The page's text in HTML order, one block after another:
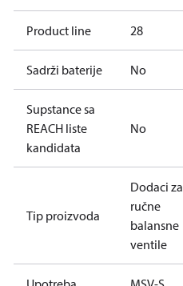
Product line 28
Sadrži baterije No
Supstance sa
REACH liste
kandidata
No
Tip proizvoda
Dodaci za
ručne
balansne
ventile